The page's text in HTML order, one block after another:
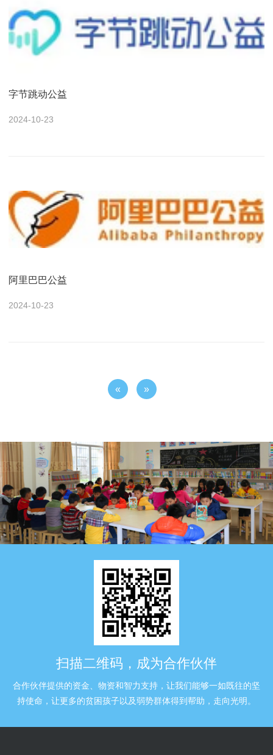
字节跳动公益
2024-10-23
阿里巴巴公益
2024-10-23
« »
扫描二维码，成为合作伙伴
合作伙伴提供的资金、物资和智力支持，让我们能够一如既往的坚
持使命，让更多的贫困孩子以及弱势群体得到帮助，走向光明。